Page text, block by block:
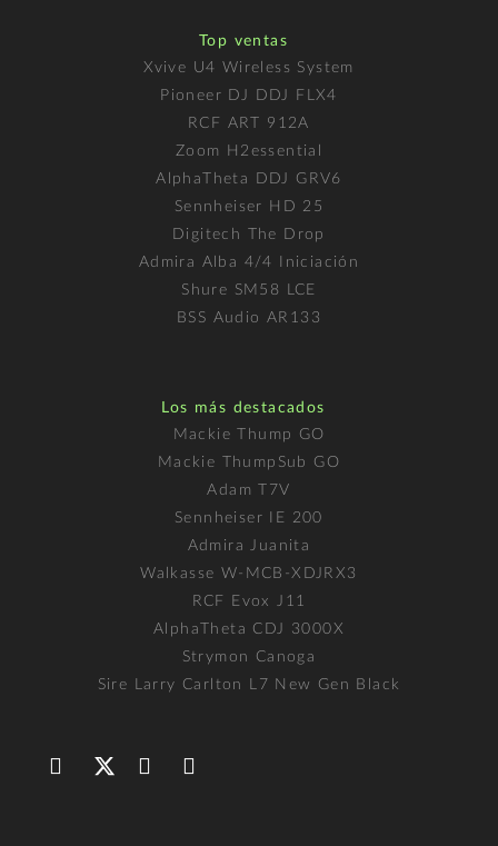
Top ventas
Xvive U4 Wireless System
Pioneer DJ DDJ FLX4
RCF ART 912A
Zoom H2essential
AlphaTheta DDJ GRV6
Sennheiser HD 25
Digitech The Drop
Admira Alba 4/4 Iniciación
Shure SM58 LCE
BSS Audio AR133
Los más destacados
Mackie Thump GO
Mackie ThumpSub GO
Adam T7V
Sennheiser IE 200
Admira Juanita
Walkasse W-MCB-XDJRX3
RCF Evox J11
AlphaTheta CDJ 3000X
Strymon Canoga
Sire Larry Carlton L7 New Gen Black